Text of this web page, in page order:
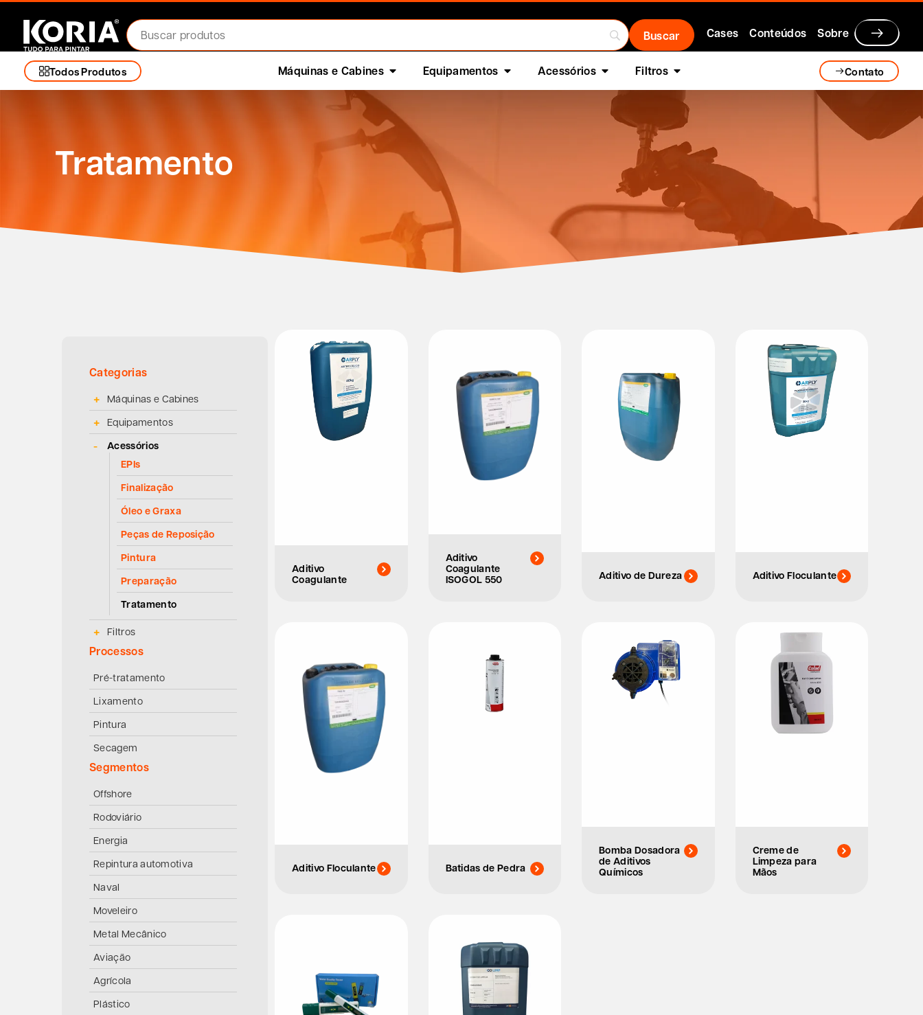
Cases Conteúdos Sobre
Todos Produtos Máquinas e Cabines Equipamentos Acessórios Filtros Contato
Tratamento
Categorias
Máquinas e Cabines
Equipamentos
Acessórios
EPIs
Finalização
Óleo e Graxa
Peças de Reposição
Pintura
Preparação
Tratamento
Filtros
Processos
Pré-tratamento
Lixamento
Pintura
Secagem
Segmentos
Offshore
Rodoviário
Energia
Repintura automotiva
Naval
Moveleiro
Metal Mecânico
Aviação
Agrícola
Plástico
Aditivo
Coagulante
Aditivo
Coagulante
ISOGOL 550
Aditivo de Dureza Aditivo Floculante
Aditivo Floculante Batidas de Pedra
Bomba Dosadora
de Aditivos
Químicos
Creme de
Limpeza para
Mãos